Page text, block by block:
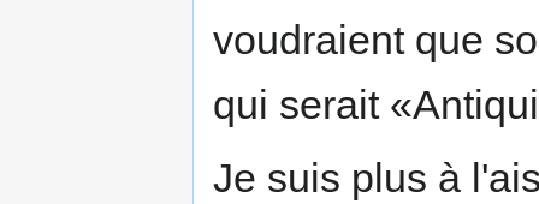
voudraient que
qui serait
Je suis plus à